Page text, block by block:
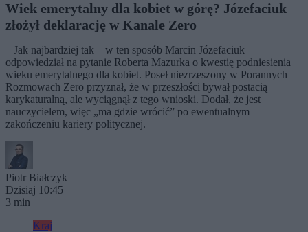
Wiek emerytalny dla kobiet w górę? Józefaciuk
złożył deklarację w Kanale Zero
– Jak najbardziej tak – w ten sposób Marcin Józefaciuk
odpowiedział na pytanie Roberta Mazurka o kwestię podniesienia
wieku emerytalnego dla kobiet. Poseł niezrzeszony w Porannych
Rozmowach Zero przyznał, że w przeszłości bywał postacią
karykaturalną, ale wyciągnął z tego wnioski. Dodał, że jest
nauczycielem, więc „ma gdzie wrócić” po ewentualnym
zakończeniu kariery politycznej.
Piotr Białczyk
Dzisiaj 10:45
3 min
Kraj